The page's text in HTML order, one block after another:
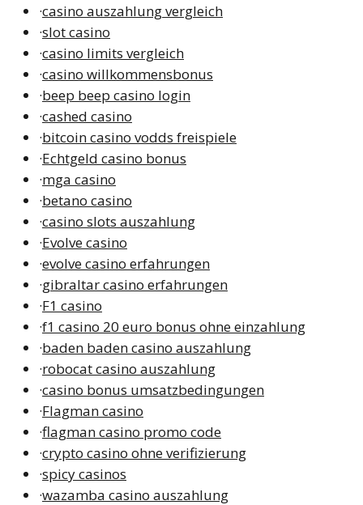
·casino auszahlung vergleich
·slot casino
·casino limits vergleich
·casino willkommensbonus
·beep beep casino login
·cashed casino
·bitcoin casino vodds freispiele
·Echtgeld casino bonus
·mga casino
·betano casino
·casino slots auszahlung
·Evolve casino
·evolve casino erfahrungen
·gibraltar casino erfahrungen
·F1 casino
·f1 casino 20 euro bonus ohne einzahlung
·baden baden casino auszahlung
·robocat casino auszahlung
·casino bonus umsatzbedingungen
·Flagman casino
·flagman casino promo code
·crypto casino ohne verifizierung
·spicy casinos
·wazamba casino auszahlung